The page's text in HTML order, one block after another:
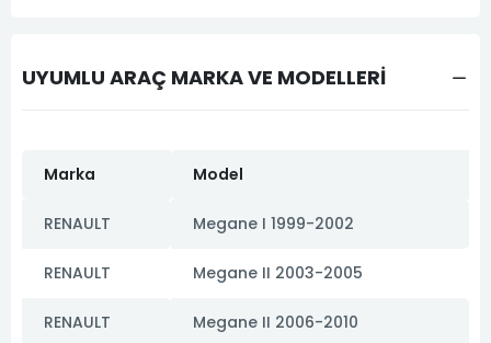
UYUMLU ARAÇ MARKA VE MODELLERİ
Marka Model
RENAULT Megane I 1999-2002
RENAULT Megane II 2003-2005
RENAULT Megane II 2006-2010